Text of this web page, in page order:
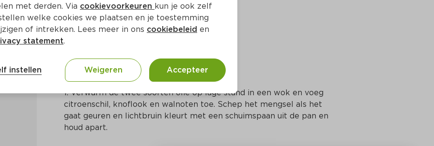
Min Aziatisch
Bereidingswijze
1. Verwarm de twee soorten olie op lage stand in een wok en voeg
citroenschil, knoflook en walnoten toe. Schep het mengsel als het
gaat geuren en lichtbruin kleurt met een schuimspaan uit de pan en
houd apart.
met derden. Via cookievoorkeuren kun je ook zelf
welke cookies we plaatsen en je toestemming
of intrekken. Lees meer in ons cookiebeleid en
statement.
instellen Weigeren Accepteer